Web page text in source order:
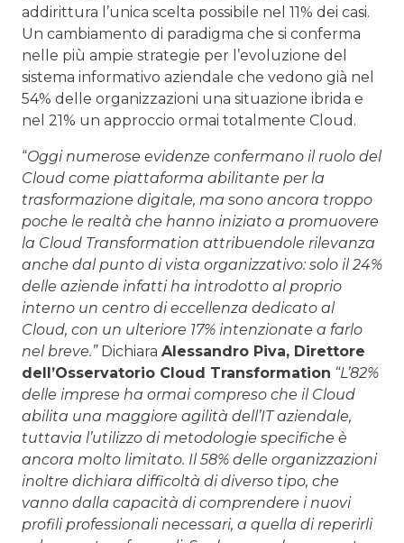
addirittura l’unica scelta possibile nel 11% dei casi.
Un cambiamento di paradigma che si conferma
nelle più ampie strategie per l’evoluzione del
sistema informativo aziendale che vedono già nel
54% delle organizzazioni una situazione ibrida e
nel 21% un approccio ormai totalmente Cloud.
“Oggi numerose evidenze confermano il ruolo del
Cloud come piattaforma abilitante per la
trasformazione digitale, ma sono ancora troppo
poche le realtà che hanno iniziato a promuovere
la Cloud Transformation attribuendole rilevanza
anche dal punto di vista organizzativo: solo il 24%
delle aziende infatti ha introdotto al proprio
interno un centro di eccellenza dedicato al
Cloud, con un ulteriore 17% intenzionate a farlo
nel breve.” Dichiara Alessandro Piva, Direttore
dell’Osservatorio Cloud Transformation “L’82%
delle imprese ha ormai compreso che il Cloud
abilita una maggiore agilità dell’IT aziendale,
tuttavia l’utilizzo di metodologie specifiche è
ancora molto limitato. Il 58% delle organizzazioni
inoltre dichiara difficoltà di diverso tipo, che
vanno dalla capacità di comprendere i nuovi
profili professionali necessari, a quella di reperirli